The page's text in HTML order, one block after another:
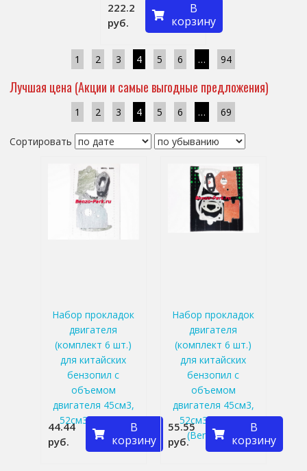
222.2
руб.
В
корзину
1 2 3 4 5 6 … 94
Лучшая цена (Акции и самые выгодные предложения)
1 2 3 4 5 6 … 69
Сортировать
Набор прокладок
двигателя
(комплект 6 шт.)
для китайских
бензопил с
объемом
двигателя 45см3,
52см3 и 58см3
44.44
руб.
В
корзину
Набор прокладок
двигателя
(комплект 6 шт.)
для китайских
бензопил с
объемом
двигателя 45см3,
52см3 и 58см3
(Benzoritm)
55.55
руб.
В
корзину